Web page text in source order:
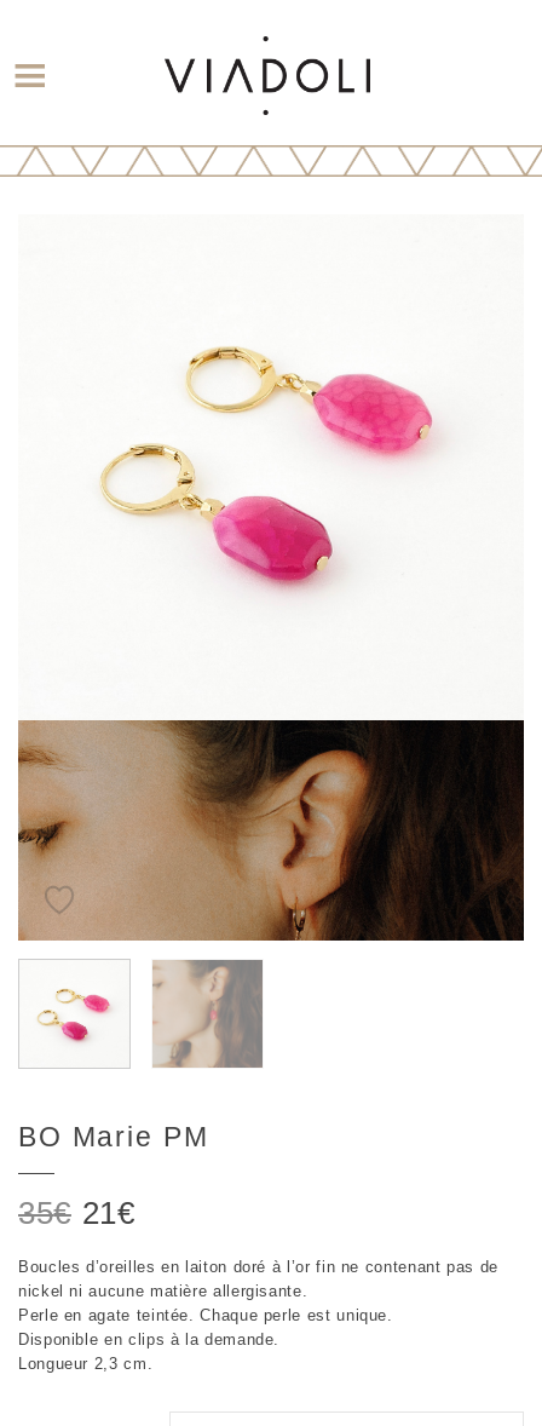
BO Marie PM
35€ Le
initial
était :
35€.
21€Le
actuel
est :
21€.
Boucles d’oreilles en laiton doré à l’or fin ne contenant pas de
nickel ni aucune matière allergisante.
Perle en agate teintée. Chaque perle est unique.
Disponible en clips à la demande.
Longueur 2,3 cm.